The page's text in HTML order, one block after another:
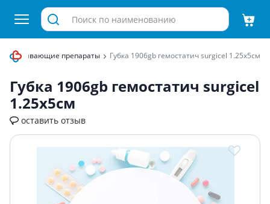
препараты Губка 1906gb гемостатич surgicel 1.25x5см
Губка 1906gb гемостатич surgicel
1.25x5см
оставить отзыв